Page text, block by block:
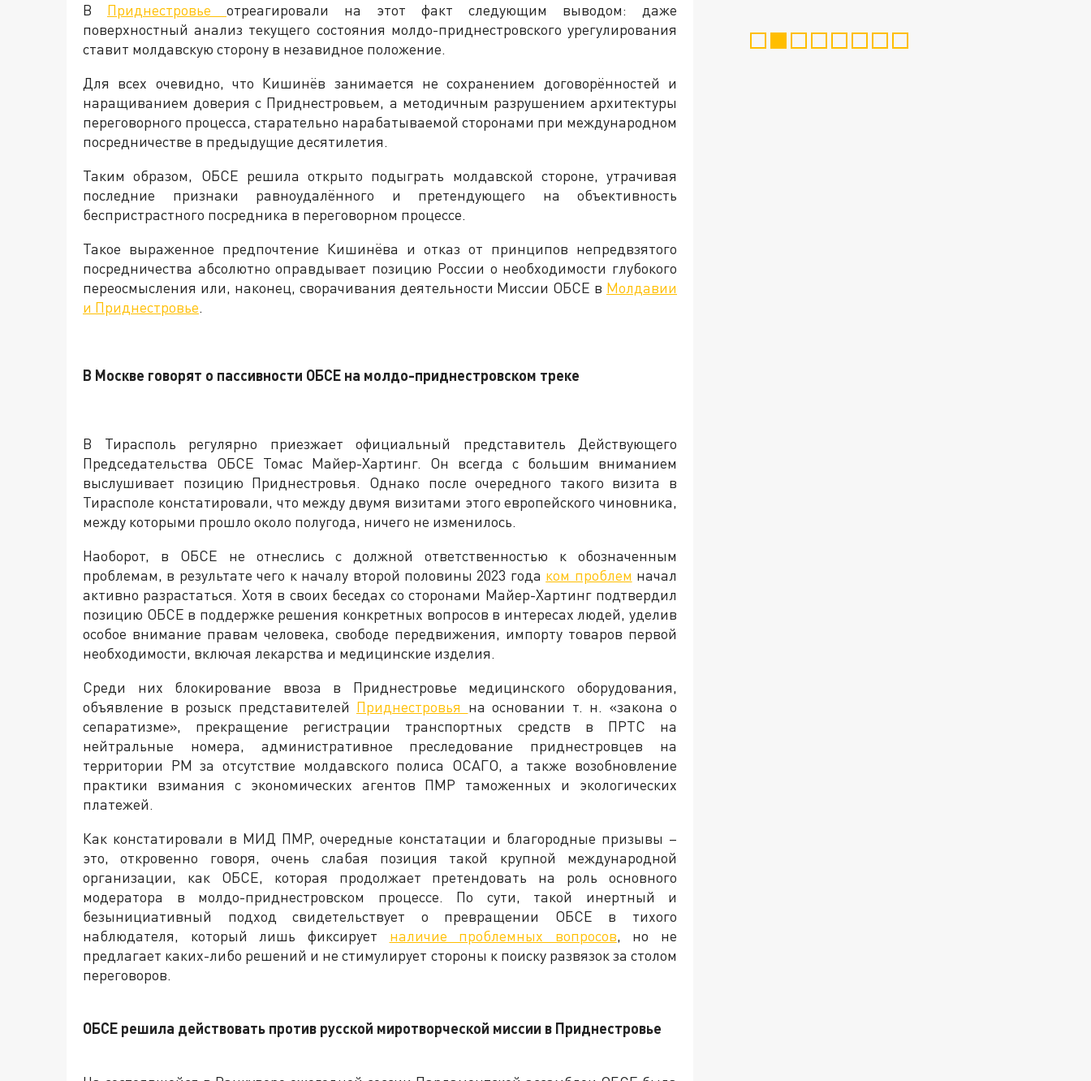
В Приднестровье отреагировали на этот факт следующим выводом: даже
поверхностный анализ текущего состояния молдо-приднестровского урегулирования
ставит молдавскую сторону в незавидное положение.
Для всех очевидно, что Кишинёв занимается не сохранением договорённостей и
наращиванием доверия с Приднестровьем, а методичным разрушением архитектуры
переговорного процесса, старательно нарабатываемой сторонами при международном
посредничестве в предыдущие десятилетия.
Таким образом, ОБСЕ решила открыто подыграть молдавской стороне, утрачивая
последние признаки равноудалённого и претендующего на объективность
беспристрастного посредника в переговорном процессе.
Такое выраженное предпочтение Кишинёва и отказ от принципов непредвзятого
посредничества абсолютно оправдывает позицию России о необходимости глубокого
переосмысления или, наконец, сворачивания деятельности Миссии ОБСЕ в Молдавии
и Приднестровье.
В Москве говорят о пассивности ОБСЕ на молдо-приднестровском треке
В Тирасполь регулярно приезжает официальный представитель Действующего
Председательства ОБСЕ Томас Майер-Хартинг. Он всегда с большим вниманием
выслушивает позицию Приднестровья. Однако после очередного такого визита в
Тирасполе констатировали, что между двумя визитами этого европейского чиновника,
между которыми прошло около полугода, ничего не изменилось.
Наоборот, в ОБСЕ не отнеслись с должной ответственностью к обозначенным
проблемам, в результате чего к началу второй половины 2023 года ком проблем начал
активно разрастаться. Хотя в своих беседах со сторонами Майер-Хартинг подтвердил
позицию ОБСЕ в поддержке решения конкретных вопросов в интересах людей, уделив
особое внимание правам человека, свободе передвижения, импорту товаров первой
необходимости, включая лекарства и медицинские изделия.
Среди них блокирование ввоза в Приднестровье медицинского оборудования,
объявление в розыск представителей Приднестровья на основании т. н. «закона о
сепаратизме», прекращение регистрации транспортных средств в ПРТС на
нейтральные номера, административное преследование приднестровцев на
территории РМ за отсутствие молдавского полиса ОСАГО, а также возобновление
практики взимания с экономических агентов ПМР таможенных и экологических
платежей.
Как констатировали в МИД ПМР, очередные констатации и благородные призывы –
это, откровенно говоря, очень слабая позиция такой крупной международной
организации, как ОБСЕ, которая продолжает претендовать на роль основного
модератора в молдо-приднестровском процессе. По сути, такой инертный и
безынициативный подход свидетельствует о превращении ОБСЕ в тихого
наблюдателя, который лишь фиксирует наличие проблемных вопросов, но не
предлагает каких-либо решений и не стимулирует стороны к поиску развязок за столом
переговоров.
ОБСЕ решила действовать против русской миротворческой миссии в Приднестровье